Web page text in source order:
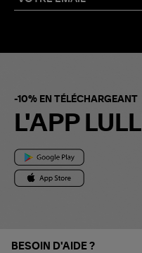
-10% EN TÉLÉCHARGEANT
L'APP LULLI
BESOIN D'AIDE ?